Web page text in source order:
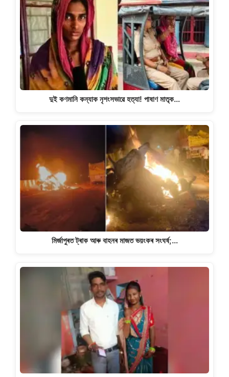
দুই কণমানি কন্যাক নৃশংসভাৱে হত্যা! পাষাণ মাতৃক…
মিৰ্জাপুৰত ট্ৰাক আৰু বাহনৰ মাজত ভয়ংকৰ সংঘৰ্ষ;…